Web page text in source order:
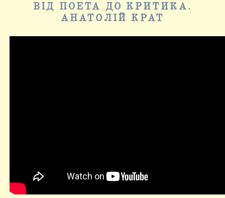
ВІД ПОЕТА ДО КРИТИКА.
АНАТОЛІЙ КРАТ